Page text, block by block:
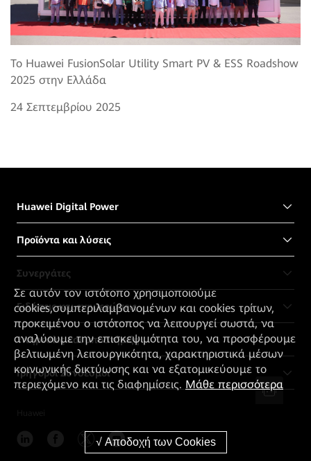
Το Huawei FusionSolar Utility Smart PV & ESS Roadshow
2025 στην Ελλάδα
24 Σεπτεμβρίου 2025
Huawei Digital Power
Προϊόντα και λύσεις
Συνεργάτες
Ειδήσεις και ενημερώσεις
Υπηρεσίες και υποστήριξη
Γρήγοροι Σύνδεσμοι
Σε αυτόν τον ιστότοπο χρησιμοποιούμε
cookies,συμπεριλαμβανομένων και cookies τρίτων,
προκειμένου ο ιστότοπος να λειτουργεί σωστά, να
αναλύουμε την επισκεψιμότητα του, να προσφέρουμε
βελτιωμένη λειτουργικότητα, χαρακτηριστικά μέσων
κοινωνικής δικτύωσης και να εξατομικεύουμε το
περιεχόμενο και τις διαφημίσεις. Μάθε περισσότερα